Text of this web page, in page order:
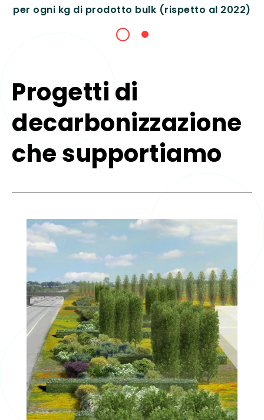
per ogni kg di prodotto bulk (rispetto al 2022)
Progetti di
decarbonizzazione
che supportiamo